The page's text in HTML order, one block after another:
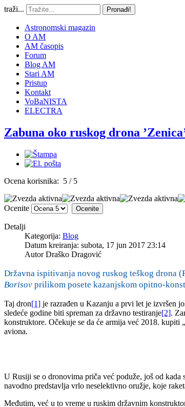
traži... Pronađi!
Astronomski magazin
O AM
AM časopis
Forum
Blog AM
Stari AM
Pristup
Kontakt
VoBaNISTA
ELECTRA
Zabuna oko ruskog drona
Ocena korisnika: 5 / 5
Ocenite
Detalji
Kategorija: Blog
Datum kreiranja: subota, 17 jun 2017 23:14
AutorDraško Dragović
Državna ispitivanja novog ruskog teškog drona
Borisov prilikom posete kazanjskom opitno-
Taj dron[1] je razrađen u Kazanju a prvi let je izvršen
sledeće godine biti spreman za državno testiranje[2].
konstruktore. Očekuje se da će armija već 2018. kupiti „
aviona.
U Rusiji se o dronovima priča već poduže, još od
navodno predstavlja vrlo neselektivno oružje, koje
Međutim, već u to vreme u ruskim državnim